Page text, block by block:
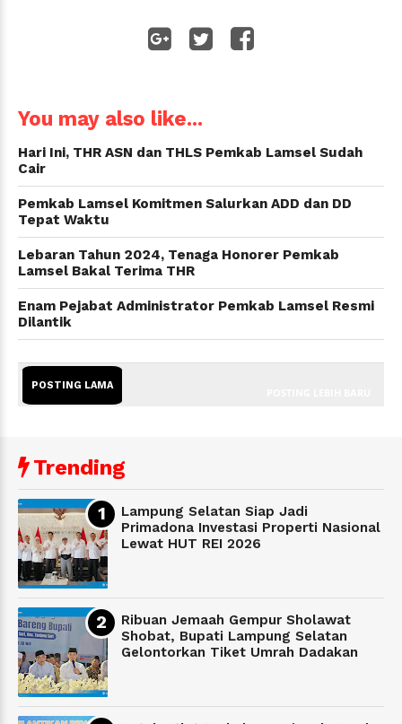
You may also like...
Hari Ini, THR ASN dan THLS Pemkab Lamsel Sudah
Cair
Pemkab Lamsel Komitmen Salurkan ADD dan DD
Tepat Waktu
Lebaran Tahun 2024, Tenaga Honorer Pemkab
Lamsel Bakal Terima THR
Enam Pejabat Administrator Pemkab Lamsel Resmi
Dilantik
POSTING LAMA
Trending
Lampung Selatan Siap Jadi
Primadona Investasi Properti Nasional
Lewat HUT REI 2026
Ribuan Jemaah Gempur Sholawat
Shobat, Bupati Lampung Selatan
Gelontorkan Tiket Umrah Dadakan